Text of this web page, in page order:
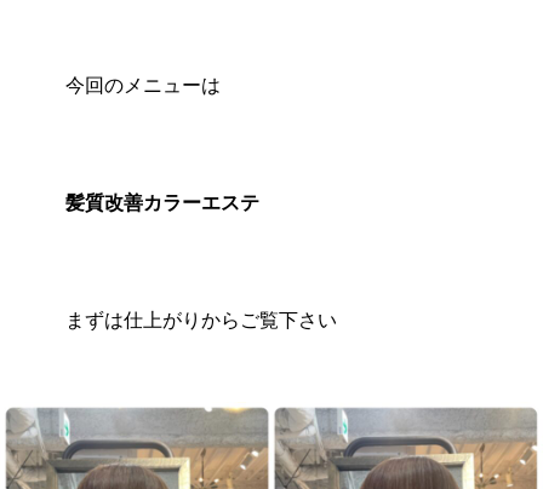
今回のメニューは
髪質改善カラーエステ
まずは仕上がりからご覧下さい